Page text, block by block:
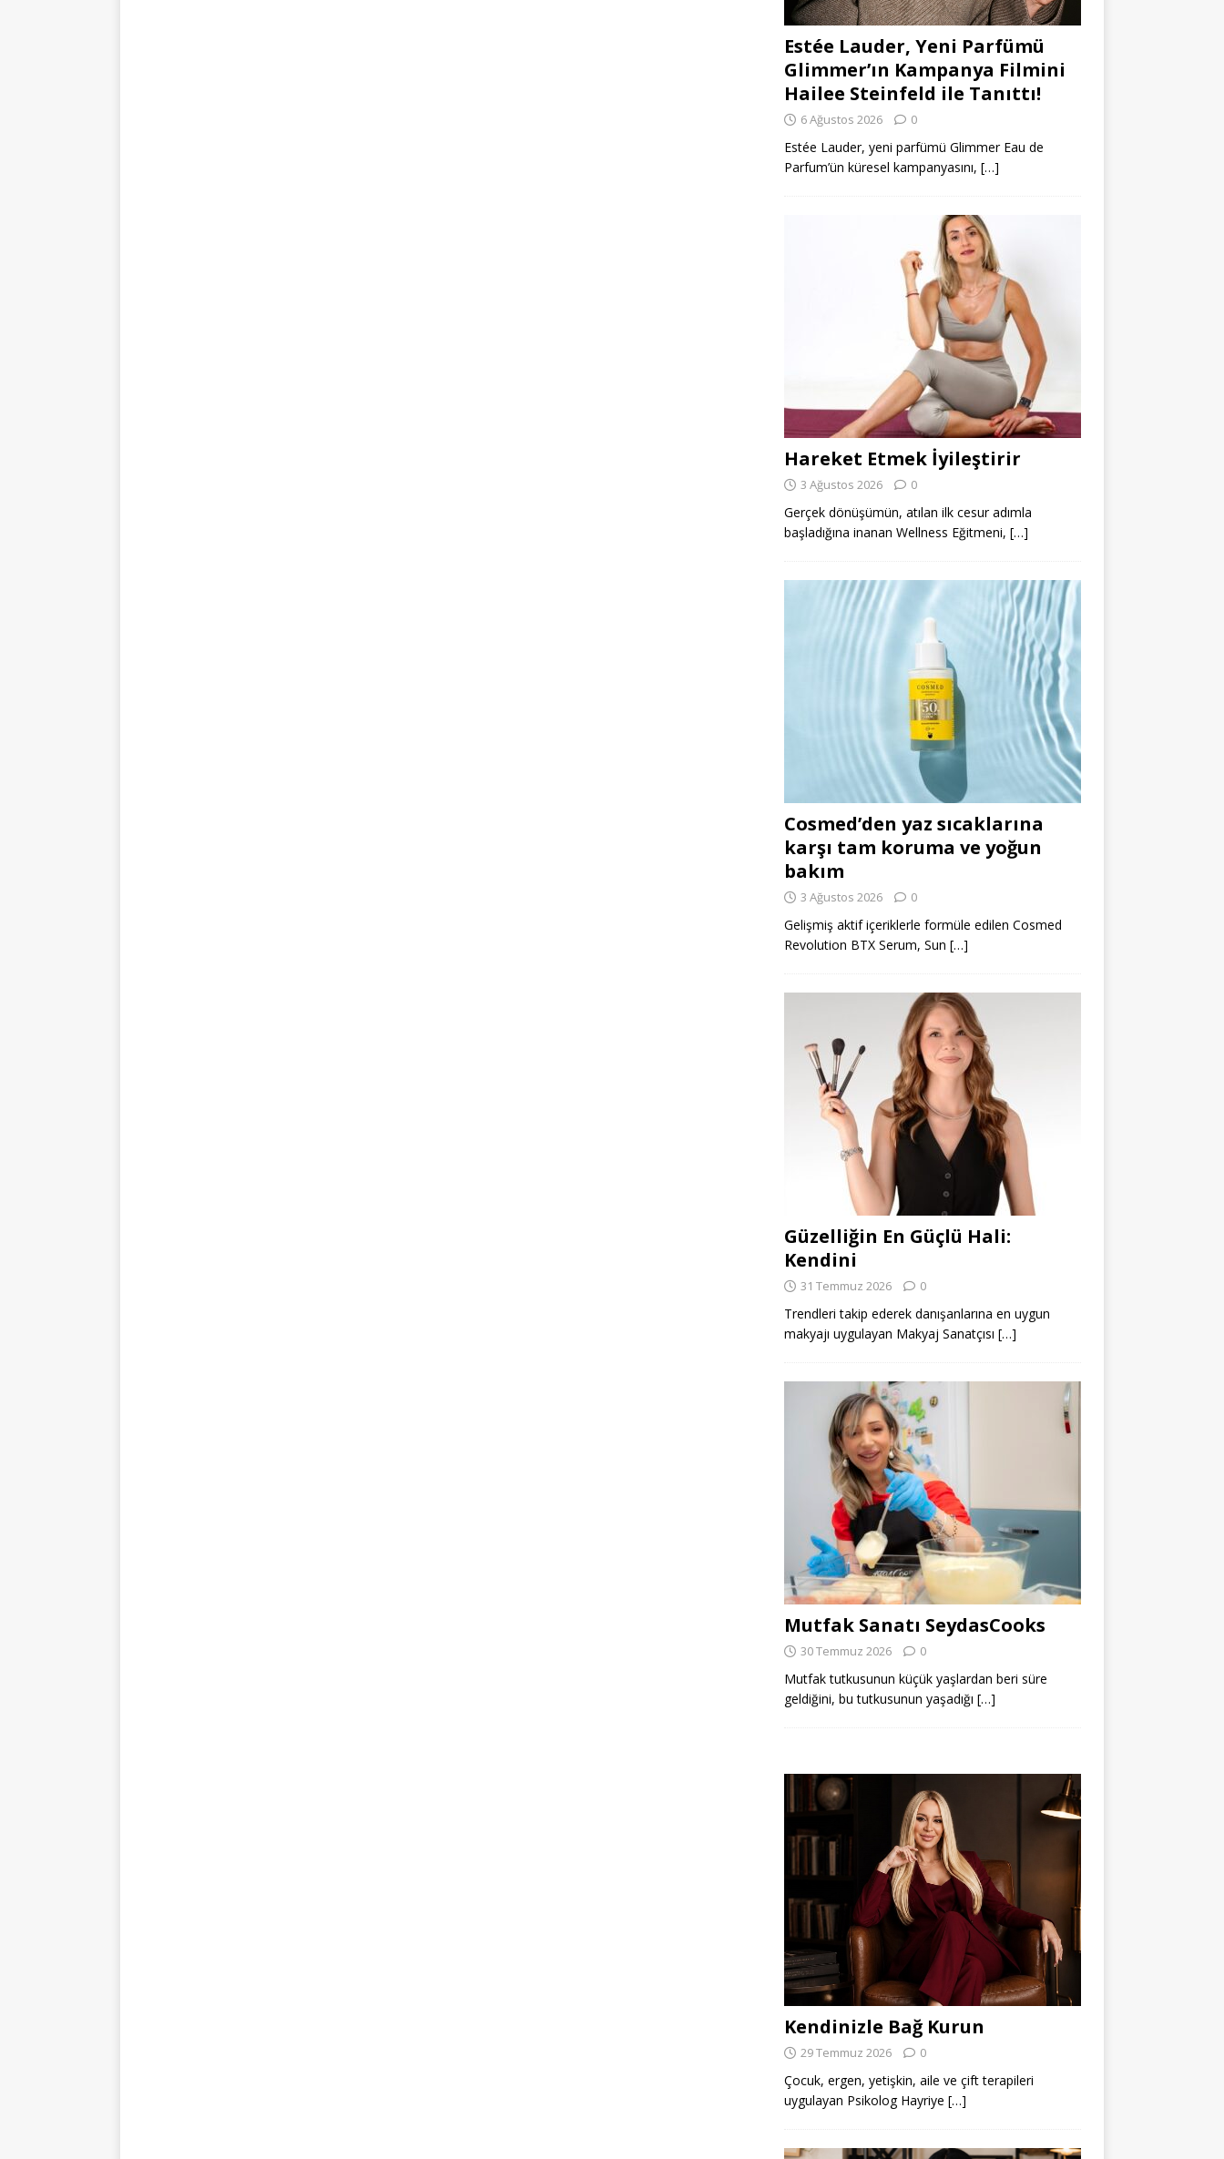
Estée Lauder, Yeni Parfümü
Glimmer’ın Kampanya Filmini
Hailee Steinfeld ile Tanıttı!
6 Ağustos 2026 0
Estée Lauder, yeni parfümü Glimmer Eau de
Parfum’ün küresel kampanyasını, […]
Hareket Etmek İyileştirir
3 Ağustos 2026 0
Gerçek dönüşümün, atılan ilk cesur adımla
başladığına inanan Wellness Eğitmeni, […]
Cosmed’den yaz sıcaklarına
karşı tam koruma ve yoğun
bakım
3 Ağustos 2026 0
Gelişmiş aktif içeriklerle formüle edilen Cosmed
Revolution BTX Serum, Sun […]
Güzelliğin En Güçlü Hali:
Kendini
31 Temmuz 2026 0
Trendleri takip ederek danışanlarına en uygun
makyajı uygulayan Makyaj Sanatçısı […]
Mutfak Sanatı SeydasCooks
30 Temmuz 2026 0
Mutfak tutkusunun küçük yaşlardan beri süre
geldiğini, bu tutkusunun yaşadığı […]
Kendinizle Bağ Kurun
29 Temmuz 2026 0
Çocuk, ergen, yetişkin, aile ve çift terapileri
uygulayan Psikolog Hayriye […]